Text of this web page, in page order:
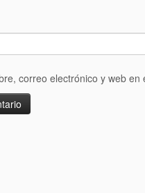
correo electrónico y web